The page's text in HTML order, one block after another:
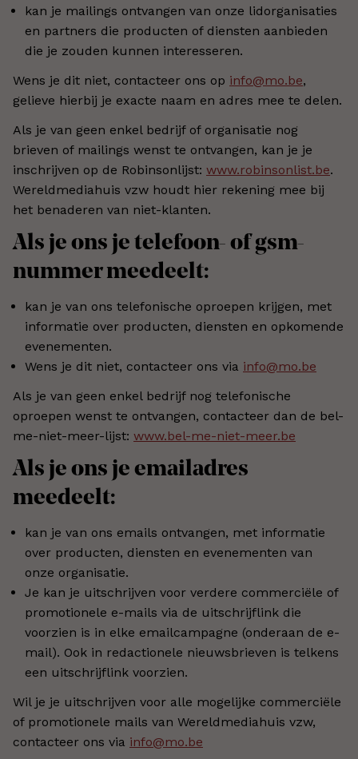
kan je mailings ontvangen van onze lidorganisaties
en partners die producten of diensten aanbieden
die je zouden kunnen interesseren.
Wens je dit niet, contacteer ons op info@mo.be,
gelieve hierbij je exacte naam en adres mee te delen.
Als je van geen enkel bedrijf of organisatie nog
brieven of mailings wenst te ontvangen, kan je je
inschrijven op de Robinsonlijst: www.robinsonlist.be.
Wereldmediahuis vzw houdt hier rekening mee bij
het benaderen van niet-klanten.
Als je ons je telefoon- of gsm-
nummer meedeelt:
kan je van ons telefonische oproepen krijgen, met
informatie over producten, diensten en opkomende
evenementen.
Wens je dit niet, contacteer ons via info@mo.be
Als je van geen enkel bedrijf nog telefonische
oproepen wenst te ontvangen, contacteer dan de bel-
me-niet-meer-lijst: www.bel-me-niet-meer.be
Als je ons je emailadres
meedeelt:
kan je van ons emails ontvangen, met informatie
over producten, diensten en evenementen van
onze organisatie.
Je kan je uitschrijven voor verdere commerciële of
promotionele e-mails via de uitschrijflink die
voorzien is in elke emailcampagne (onderaan de e-
mail). Ook in redactionele nieuwsbrieven is telkens
een uitschrijflink voorzien.
Wil je je uitschrijven voor alle mogelijke commerciële
of promotionele mails van Wereldmediahuis vzw,
contacteer ons via info@mo.be